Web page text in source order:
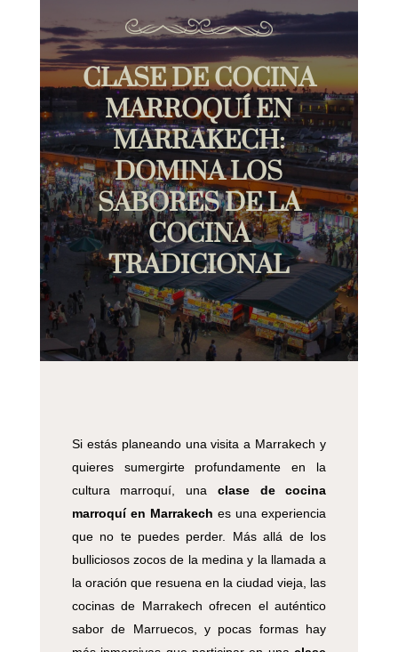
CLASE DE COCINA
MARROQUÍ EN
MARRAKECH:
DOMINA LOS
SABORES DE LA
COCINA
TRADICIONAL
Si estás planeando una visita a Marrakech y
quieres sumergirte profundamente en la
cultura marroquí, una clase de cocina
marroquí en Marrakech es una experiencia
que no te puedes perder. Más allá de los
bulliciosos zocos de la medina y la llamada a
la oración que resuena en la ciudad vieja, las
cocinas de Marrakech ofrecen el auténtico
sabor de Marruecos, y pocas formas hay